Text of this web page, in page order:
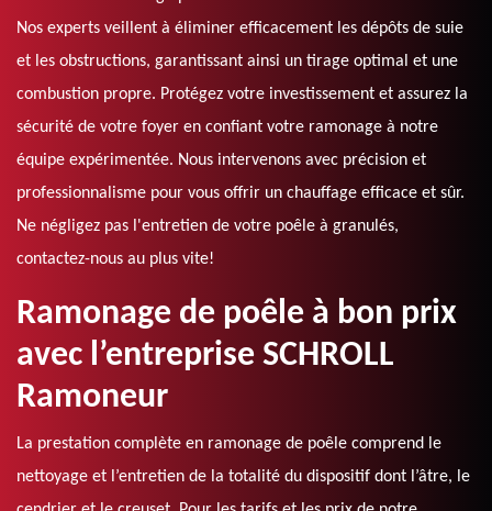
Nos experts veillent à éliminer efficacement les dépôts de suie
et les obstructions, garantissant ainsi un tirage optimal et une
combustion propre. Protégez votre investissement et assurez la
sécurité de votre foyer en confiant votre ramonage à notre
équipe expérimentée. Nous intervenons avec précision et
professionnalisme pour vous offrir un chauffage efficace et sûr.
Ne négligez pas l'entretien de votre poêle à granulés,
contactez-nous au plus vite!
Ramonage de poêle à bon prix
avec l’entreprise SCHROLL
Ramoneur
La prestation complète en ramonage de poêle comprend le
nettoyage et l’entretien de la totalité du dispositif dont l’âtre, le